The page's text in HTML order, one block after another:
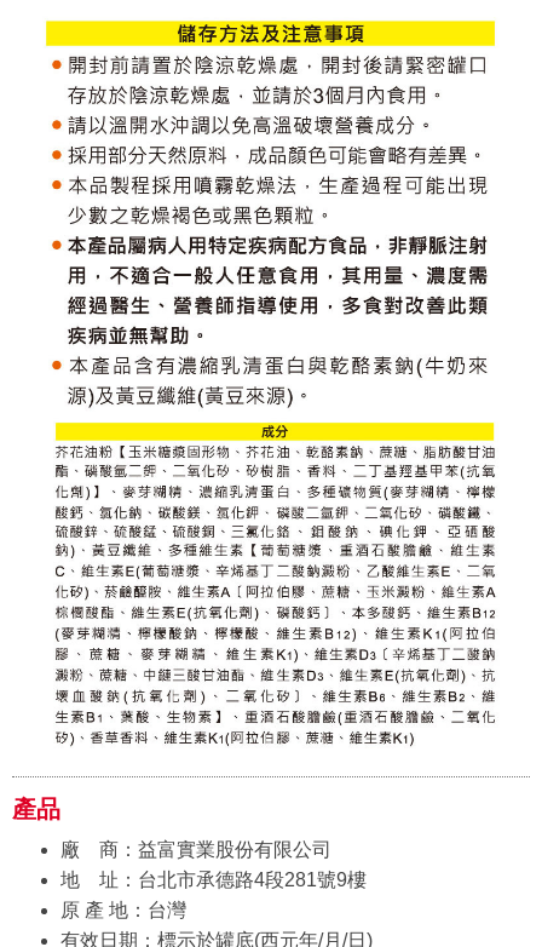
產品
廠 商：益富實業股份有限公司
地 址：台北市承德路4段281號9樓
原 產 地：台灣
有效日期：標示於罐底(西元年/月/日)